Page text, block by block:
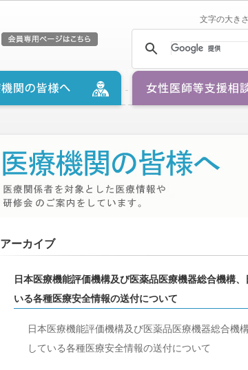
文字の大き
アーカイブ
日本医療機能評価機構及び医薬品医療機器総合機構
いる各種医療安全情報の送付について
日本医療機能評価機構及び医薬品医療機器総合機
している各種医療安全情報の送付について